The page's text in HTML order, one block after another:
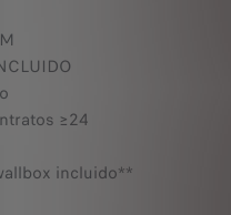
≥24
incluido**